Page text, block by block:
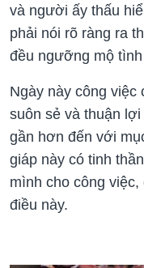
và người ấy thấu
phải nói rõ ràng ra
đều ngưỡng mộ
Ngày này công việc
suôn sẻ và thuận
gần hơn đến với
giáp này có tinh
mình cho công
điều này.